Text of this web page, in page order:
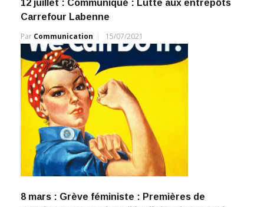
12 juillet : Communiqué : Lutte aux entrepôts
Carrefour Labenne
Par Communication 15/07/2021
8 mars : Grève féministe : Premières de